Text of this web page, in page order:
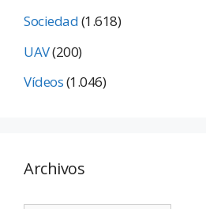
Sociedad(1.618)
UAV(200)
Vídeos(1.046)
Archivos